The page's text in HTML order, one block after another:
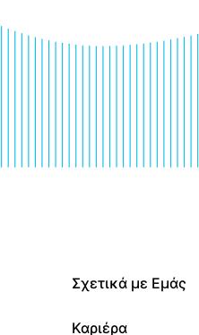
Σχετικά με Εμάς
Καριέρα